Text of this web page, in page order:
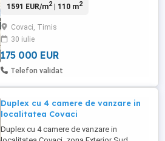
in regim P+1E, despartit prin camera
bucatarie open space, camera tehnica,
INCALZIRE IN PARDOSEALA, FINISAJE
SUPERIOARE, 2 LOCURI ...
1591 EUR/m2| 110 m2
Covaci, Timis
30 iulie
175 000 EUR
Telefon validat
Duplex cu 4 camere de vanzare in
localitatea Covaci
Duplex cu 4 camere de vanzare in